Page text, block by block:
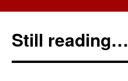
Still reading…